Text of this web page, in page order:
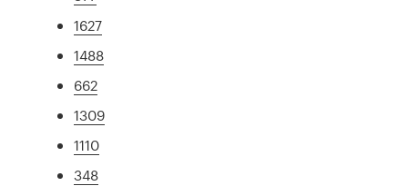
1627
1488
662
1309
1110
348